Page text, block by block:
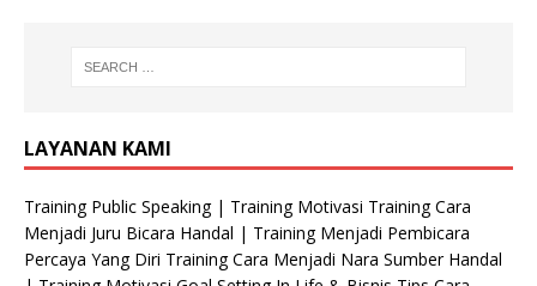
LAYANAN KAMI
Training Public Speaking | Training Motivasi Training Cara
Menjadi Juru Bicara Handal | Training Menjadi Pembicara
Percaya Yang Diri Training Cara Menjadi Nara Sumber Handal